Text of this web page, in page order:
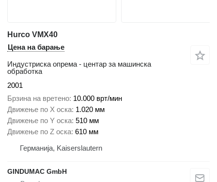
Hurco VMX40
Цена на барање
Индустриска опрема - центар за машинска
обработка
2001
Брзина на вретено 10.000 врт/мин
Движење по Х оска 1.020 мм
Движење по Y оска 510 мм
Движење по Z оска 610 мм
Германија, Kaiserslautern
GINDUMAC GmbH